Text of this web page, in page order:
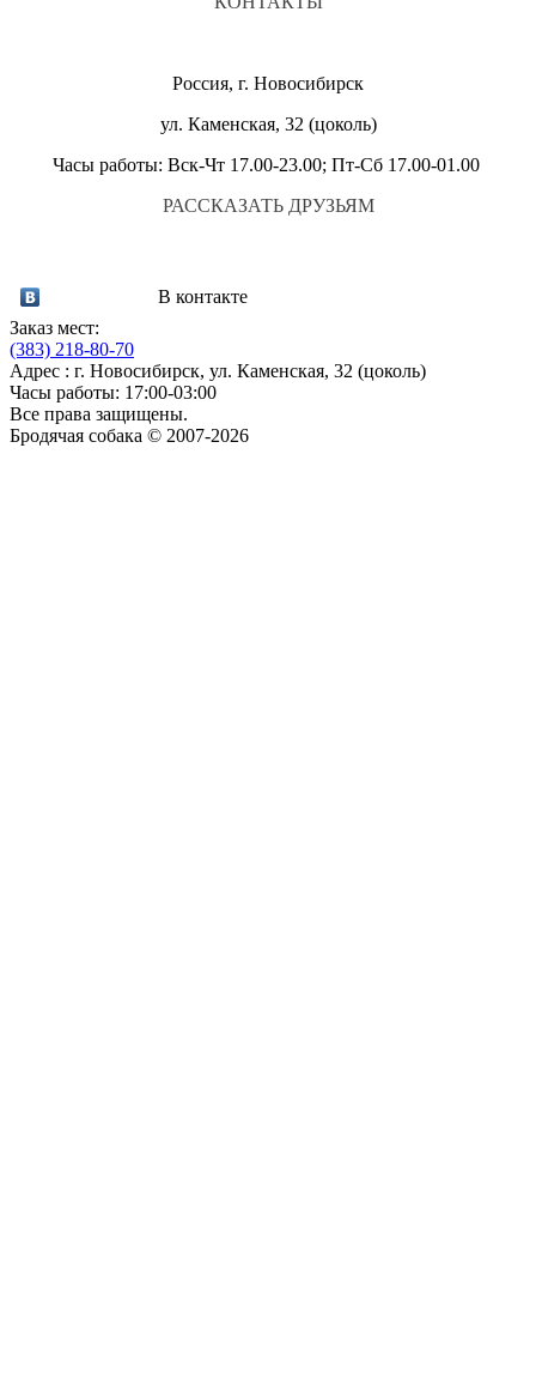
Россия, г. Новосибирск
ул. Каменская, 32 (цоколь)
Часы работы: Вск-Чт 17.00-23.00; Пт-Сб 17.00-01.00
РАССКАЗАТЬ ДРУЗЬЯМ
В контакте
Заказ мест:
(383) 218-80-70
Адрес : г. Новосибирск, ул. Каменская, 32 (цоколь)
Часы работы: 17:00-03:00
Все права защищены.
Бродячая собака © 2007-2026